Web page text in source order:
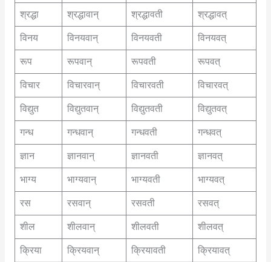
श्रद्धा श्रद्धावान् श्रद्धावती श्रद्धावत्
विनय विनयवान् विनयवती विनयवत्
रूप रूपवान् रूपवती रूपवत्
विचार विचारवान् विचारवती विचारवत्
विद्युत विद्युतवान् विद्युतवती विद्युतवत्
गन्ध गन्धवान् गन्धवती गन्धवत्
ज्ञान ज्ञानवान् ज्ञानवती ज्ञानवत्
भाग्य भाग्यवान् भाग्यवती भाग्यवत्
रस रसवान् रसवती रसवत्
शील शीलवान् शीलवती शीलवत्
क्रिया क्रियवान् क्रियावती क्रियावत्